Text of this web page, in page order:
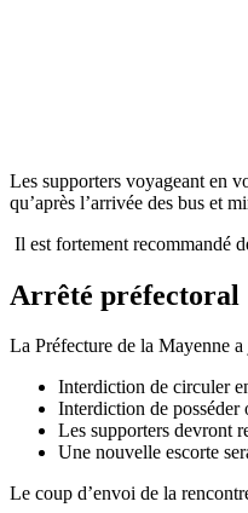
Les supporters voyageant en
qu’après l’arrivée des bus et
Il est fortement recommandé
Arrêté préfectoral
La Préfecture de la Mayenne a
Interdiction de circuler
Interdiction de posséder
Les supporters devront
Une nouvelle escorte
Le coup d’envoi de la